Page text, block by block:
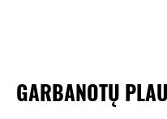
GARBANOTŲ